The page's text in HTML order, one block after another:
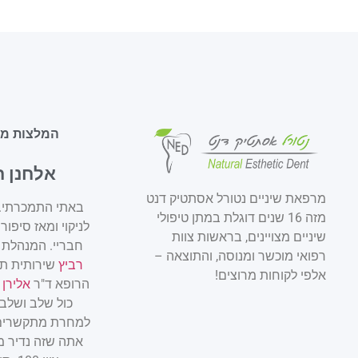
מרפאת שיניים נטורל אסתטיק דנט
מזה 16 שנים דוגלת במתן טיפולי
שיניים מצויינים, בראשות צוות
רפואי מוכשר ומנוסה, והתוצאה –
אלפי לקוחות מרוצים!
המלצות
אלחנן
באתי
לניקוי ומאז
חבריי.
רביץ שירותית
הרופא ד"ראלירן
כול שלב
למחרת
אתה שזה נדיר